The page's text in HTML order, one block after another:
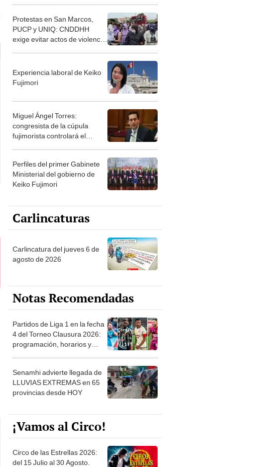
Protestas en San Marcos,
PUCP y UNIQ: CNDDHH
exige evitar actos de violencia
Experiencia laboral de Keiko
Fujimori
Miguel Ángel Torres:
congresista de la cúpula
fujimorista controlará el
Perfiles del primer Gabinete
Ministerial del gobierno de
Keiko Fujimori
Carlincaturas
Carlincatura del jueves 6 de
agosto de 2026
Notas Recomendadas
Partidos de Liga 1 en la fecha
4 del Torneo Clausura 2026:
programación, horarios y
Senamhi advierte llegada de
LLUVIAS EXTREMAS en 65
provincias desde HOY
¡Vamos al Circo!
Circo de las Estrellas 2026:
del 15 Julio al 30 Agosto.